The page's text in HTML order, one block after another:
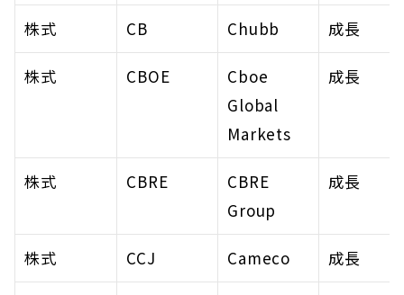
株式 CB Chubb 成長
株式 CBOE
Cboe
Global
Markets
成長
株式 CBRE
CBRE
Group
成長
株式 CCJ Cameco 成長